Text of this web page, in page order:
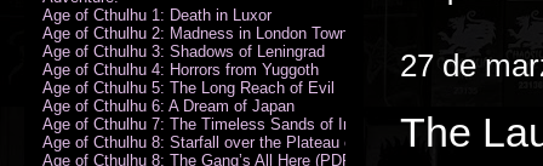
27 de
The
Age of Cthulhu 1: Death in Luxor
Age of Cthulhu 2: Madness in London Town
Age of Cthulhu 3: Shadows of Leningrad
Age of Cthulhu 4: Horrors from Yuggoth
Age of Cthulhu 5: The Long Reach of Evil
Age of Cthulhu 6: A Dream of Japan
Age of Cthulhu 7: The Timeless Sands of India
Age of Cthulhu 8: Starfall over the Plateau of Leng
Age of Cthulhu 8: The Gang’s All Here (PDF)